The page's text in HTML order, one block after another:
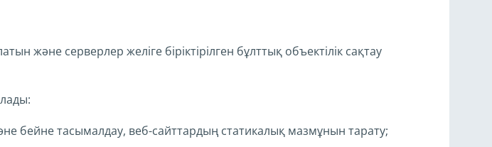
және серверлер желіге біріктірілген бұлттық объектілік сақтау
бейне тасымалдау, веб-сайттардың статикалық мазмұнын тарату;